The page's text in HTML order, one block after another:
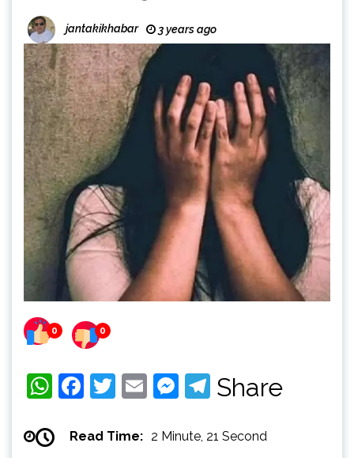
jantakikhabar 3 years ago
0 0
WhatsApp
Facebook
Twitter
EmailMessenger
Telegram
Share
Read Time: 2 Minute, 21 Second